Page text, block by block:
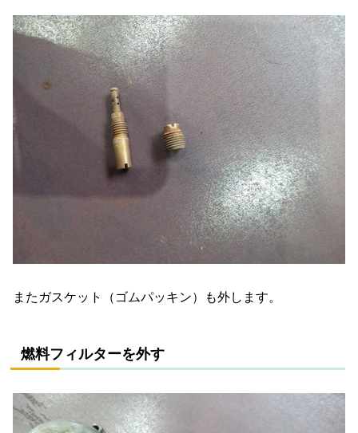
またガスケット（ゴムパッキン）も外します。
燃料フィルターを外す